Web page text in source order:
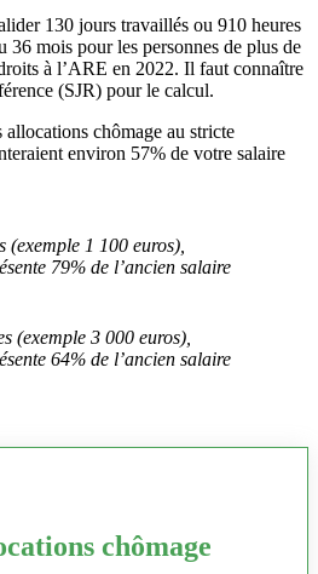
130 jours travaillés ou 910 heures
36 mois pour les personnes de plus de
à l’ARE en 2022. Il faut connaître
(SJR) pour le calcul.
chômage au stricte
environ 57% de votre salaire
(exemple 1 100 euros),
79% de l’ancien salaire
(exemple 3 000 euros),
64% de l’ancien salaire
chômage